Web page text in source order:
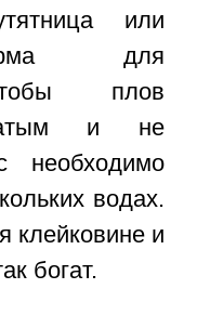
или
для
плов
и не
необходимо
водах.
клейковине и
богат.